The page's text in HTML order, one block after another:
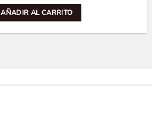
AÑADIR AL CARRITO